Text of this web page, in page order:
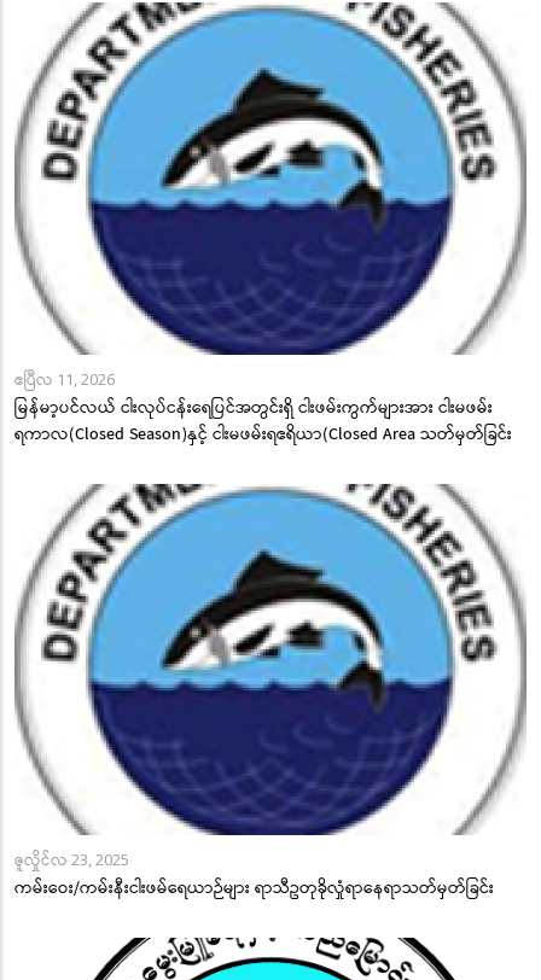
ဧပြီလ 11, 2026
မြန်မာ့ပင်လယ် ငါးလုပ်ငန်းရေပြင်အတွင်းရှိ ငါးဖမ်းကွက်များအား ငါးမဖမ်း
ရကာလ(Closed Season)နှင့် ငါးမဖမ်းရဧရိယာ(Closed Area သတ်မှတ်ခြင်း
ဇူလှိုင်လ 23, 2025
ကမ်းဝေး/ကမ်းနီးငါးဖမ်ရေယာဉ်များ ရာသီဥတုခိုလှုံရာနေရာသတ်မှတ်ခြင်း